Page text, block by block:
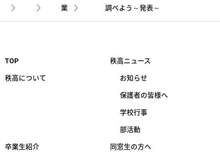
業
調べよう～発表～
TOP
秩高について
秩高ニュース
お知らせ
保護者の皆様へ
学校行事
部活動
卒業生紹介 同窓生の方へ